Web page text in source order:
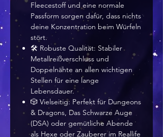
Fleecestoff und eine normale
Passform sorgen dafür, dass nichts
deine Konzentration beim Würfeln
stört.
🛠️ Robuste Qualität: Stabiler
Metallreißverschluss und
Doppelnähte an allen wichtigen
Stellen für eine lange
Lebensdauer.
🎲 Vielseitig: Perfekt für Dungeons
& Dragons, Das Schwarze Auge
(DSA) oder gemütliche Abende
als Hexe oder Zauberer im Reallife